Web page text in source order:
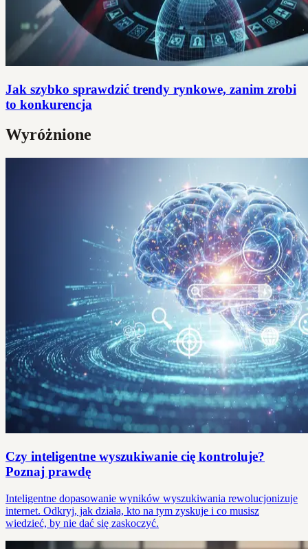
Jak szybko sprawdzić trendy rynkowe, zanim zrobi
to konkurencja
Wyróżnione
Czy inteligentne wyszukiwanie cię kontroluje?
Poznaj prawdę
Inteligentne dopasowanie wyników wyszukiwania rewolucjonizuje
internet. Odkryj, jak działa, kto na tym zyskuje i co musisz
wiedzieć, by nie dać się zaskoczyć.